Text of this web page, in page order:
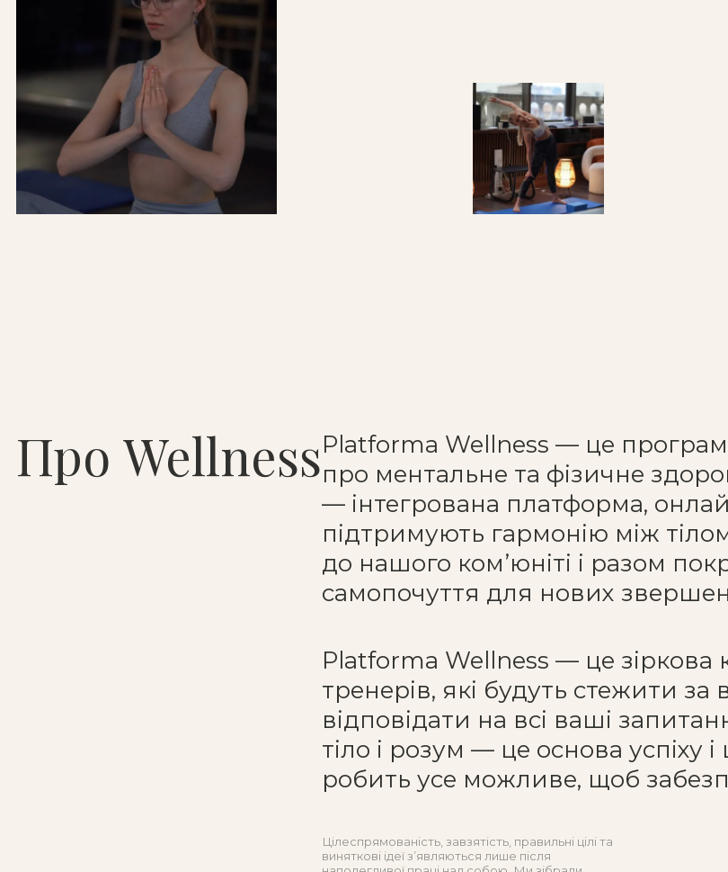
Про WellnessPlatforma Wellness — це
про ментальне та фізичне
— інтегрована платформа,
підтримують гармонію між
до нашого комʼюніті і разом
самопочуття для нових
Platforma Wellness — це зіркова
тренерів, які будуть стежити
відповідати на всі ваші
тіло і розум — це основа успіху
робить усе можливе, щоб
Цілеспрямованість, завзятість, правильні цілі та
виняткові ідеї зʼявляються лише після